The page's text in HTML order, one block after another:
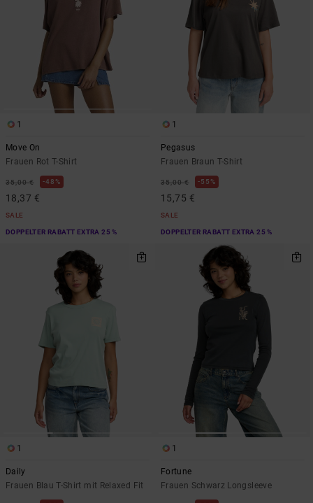
1
Move On
Frauen Rot T-Shirt
35,00 € 48%
18,37 €
SALE
DOPPELTER RABATT EXTRA 25 %
1
Pegasus
Frauen Braun T-Shirt
35,00 € 55%
15,75 €
SALE
DOPPELTER RABATT EXTRA 25 %
1
Daily
Frauen Blau T-Shirt mit Relaxed Fit
1
Fortune
Frauen Schwarz Longsleeve